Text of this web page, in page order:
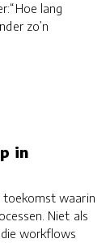
lang
zo’n
in
toekomst waarin
Niet als
workflows